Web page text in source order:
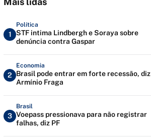
1
Política
STF intima Lindbergh e Soraya sobre
denúncia contra Gaspar
2
Economia
Brasil pode entrar em forte recessão, diz
Armínio Fraga
3
Brasil
Voepass pressionava para não registrar
falhas, diz PF